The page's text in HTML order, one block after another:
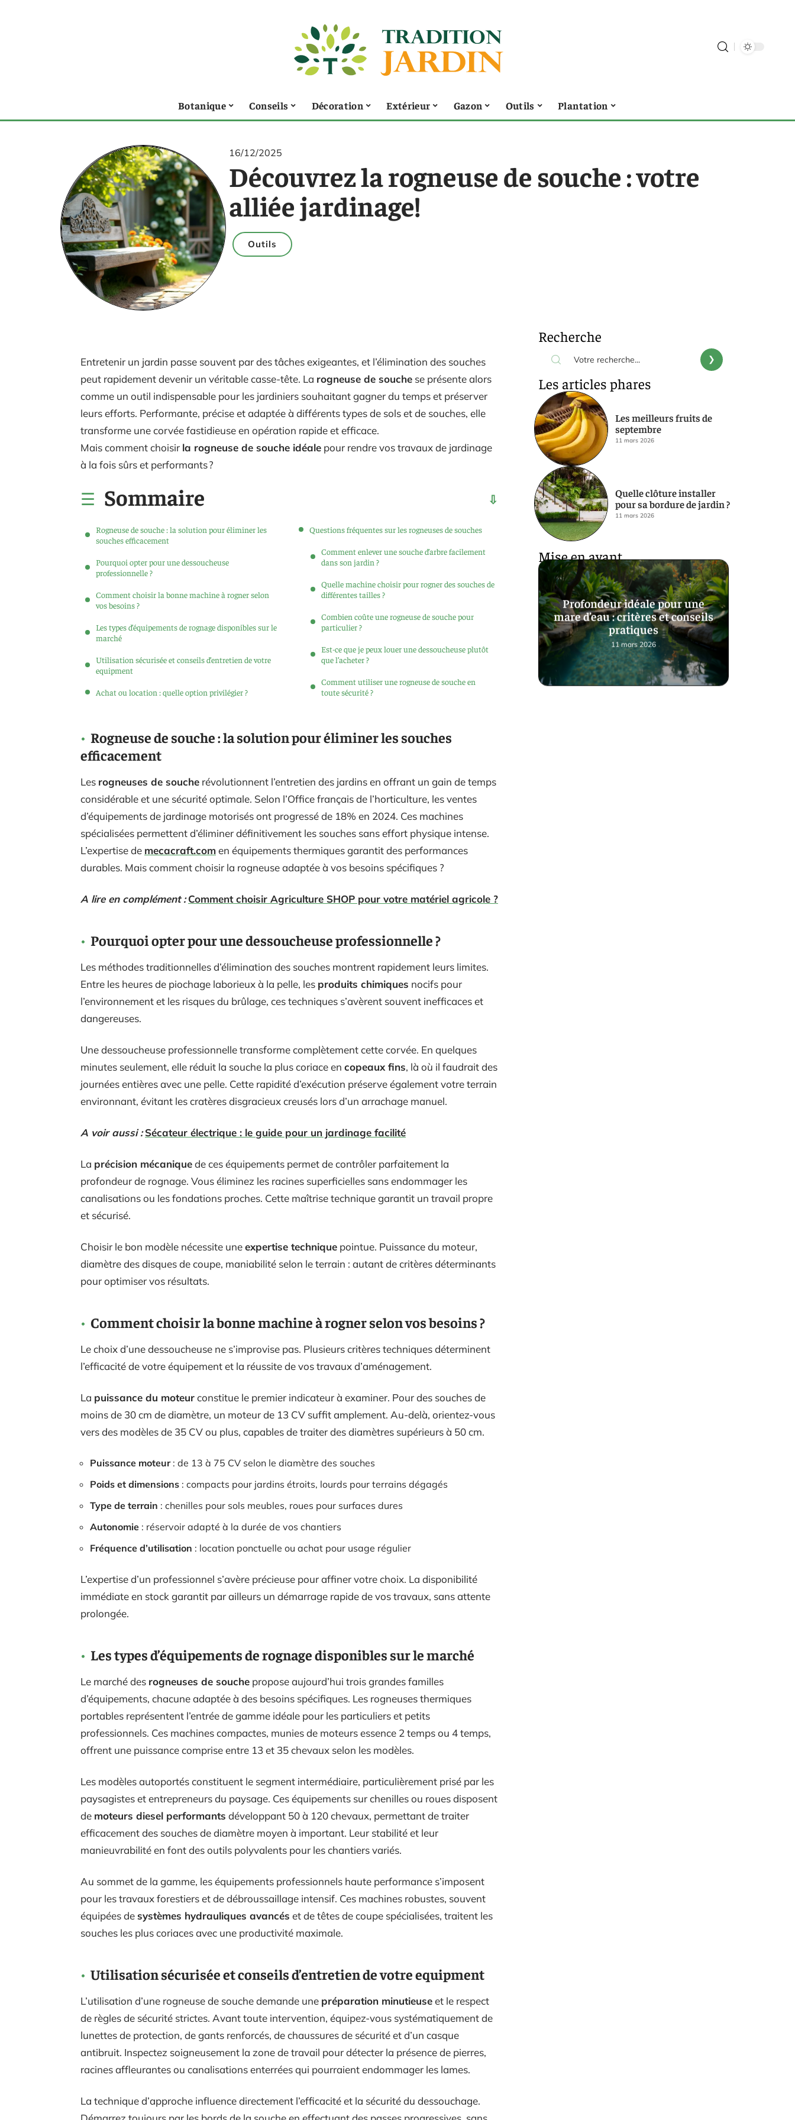
Botanique Conseils Décoration Extérieur Gazon Outils Plantation
16/12/2025
Découvrez la rogneuse de souche : votre
alliée jardinage!
Outils
Entretenir un jardin passe souvent par des tâches exigeantes, et l’élimination des souches
peut rapidement devenir un véritable casse-tête. La rogneuse de souche se présente alors
comme un outil indispensable pour les jardiniers souhaitant gagner du temps et préserver
leurs efforts. Performante, précise et adaptée à différents types de sols et de souches, elle
transforme une corvée fastidieuse en opération rapide et efficace.
Mais comment choisir la rogneuse de souche idéale pour rendre vos travaux de jardinage
à la fois sûrs et performants ?
Sommaire
Rogneuse de souche : la solution pour éliminer les
souches efficacement
Pourquoi opter pour une dessoucheuse
professionnelle ?
Comment choisir la bonne machine à rogner selon
vos besoins ?
Les types d’équipements de rognage disponibles sur le
marché
Utilisation sécurisée et conseils d’entretien de votre
equipment
Achat ou location : quelle option privilégier ?
Questions fréquentes sur les rogneuses de souches
Comment enlever une souche d’arbre facilement
dans son jardin ?
Quelle machine choisir pour rogner des souches de
différentes tailles ?
Combien coûte une rogneuse de souche pour
particulier ?
Est-ce que je peux louer une dessoucheuse plutôt
que l’acheter ?
Comment utiliser une rogneuse de souche en
toute sécurité ?
Rogneuse de souche : la solution pour éliminer les souches
efficacement
Les rogneuses de souche révolutionnent l’entretien des jardins en offrant un gain de temps
considérable et une sécurité optimale. Selon l’Office français de l’horticulture, les ventes
d’équipements de jardinage motorisés ont progressé de 18% en 2024. Ces machines
spécialisées permettent d’éliminer définitivement les souches sans effort physique intense.
L’expertise de mecacraft.comen équipements thermiques garantit des performances
durables. Mais comment choisir la rogneuse adaptée à vos besoins spécifiques ?
A lire en complément : Comment choisir Agriculture SHOP pour votre matériel agricole ?
Pourquoi opter pour une dessoucheuse professionnelle ?
Les méthodes traditionnelles d’élimination des souches montrent rapidement leurs limites.
Entre les heures de piochage laborieux à la pelle, les produits chimiques nocifs pour
l’environnement et les risques du brûlage, ces techniques s’avèrent souvent inefficaces et
dangereuses.
Une dessoucheuse professionnelle transforme complètement cette corvée. En quelques
minutes seulement, elle réduit la souche la plus coriace en copeaux fins, là où il faudrait des
journées entières avec une pelle. Cette rapidité d’exécution préserve également votre terrain
environnant, évitant les cratères disgracieux creusés lors d’un arrachage manuel.
A voir aussi : Sécateur électrique : le guide pour un jardinage facilité
La précision mécaniquede ces équipements permet de contrôler parfaitement la
profondeur de rognage. Vous éliminez les racines superficielles sans endommager les
canalisations ou les fondations proches. Cette maîtrise technique garantit un travail propre
et sécurisé.
Choisir le bon modèle nécessite uneexpertise technique pointue. Puissance du moteur,
diamètre des disques de coupe, maniabilité selon le terrain : autant de critères déterminants
pour optimiser vos résultats.
Comment choisir la bonne machine à rogner selon vos besoins ?
Le choix d’une dessoucheuse ne s’improvise pas. Plusieurs critères techniques déterminent
l’efficacité de votre équipement et la réussite de vos travaux d’aménagement.
La puissance du moteurconstitue le premier indicateur à examiner. Pour des souches de
moins de 30 cm de diamètre, un moteur de 13 CV suffit amplement. Au-delà, orientez-vous
vers des modèles de 35 CV ou plus, capables de traiter des diamètres supérieurs à 50 cm.
Puissance moteur: de 13 à 75 CV selon le diamètre des souches
Poids et dimensions : compacts pour jardins étroits, lourds pour terrains dégagés
Type de terrain : chenilles pour sols meubles, roues pour surfaces dures
Autonomie : réservoir adapté à la durée de vos chantiers
Fréquence d’utilisation : location ponctuelle ou achat pour usage régulier
L’expertise d’un professionnel s’avère précieuse pour affiner votre choix. La disponibilité
immédiate en stock garantit par ailleurs un démarrage rapide de vos travaux, sans attente
prolongée.
Les types d’équipements de rognage disponibles sur le marché
Le marché des rogneuses de souche propose aujourd’hui trois grandes familles
d’équipements, chacune adaptée à des besoins spécifiques. Les rogneuses thermiques
portables représentent l’entrée de gamme idéale pour les particuliers et petits
professionnels. Ces machines compactes, munies de moteurs essence 2 temps ou 4 temps,
offrent une puissance comprise entre 13 et 35 chevaux selon les modèles.
Les modèles autoportés constituent le segment intermédiaire, particulièrement prisé par les
paysagistes et entrepreneurs du paysage. Ces équipements sur chenilles ou roues disposent
de moteurs diesel performants développant 50 à 120 chevaux, permettant de traiter
efficacement des souches de diamètre moyen à important. Leur stabilité et leur
manieuvrabilité en font des outils polyvalents pour les chantiers variés.
Au sommet de la gamme, les équipements professionnels haute performance s’imposent
pour les travaux forestiers et de débroussaillage intensif. Ces machines robustes, souvent
équipées desystèmes hydrauliques avancés et de têtes de coupe spécialisées, traitent les
souches les plus coriaces avec une productivité maximale.
Utilisation sécurisée et conseils d’entretien de votre equipment
L’utilisation d’une rogneuse de souche demande une préparation minutieuseet le respect
de règles de sécurité strictes. Avant toute intervention, équipez-vous systématiquement de
lunettes de protection, de gants renforcés, de chaussures de sécurité et d’un casque
antibruit. Inspectez soigneusement la zone de travail pour détecter la présence de pierres,
racines affleurantes ou canalisations enterrées qui pourraient endommager les lames.
La technique d’approche influence directement l’efficacité et la sécurité du dessouchage.
Recherche
Les articles phares
Les meilleurs fruits de
septembre
11 mars 2026
Quelle clôture installer
pour sa bordure de jardin ?
11 mars 2026
Mise en avant
Profondeur idéale pour une
mare d’eau : critères et conseils
pratiques
11 mars 2026